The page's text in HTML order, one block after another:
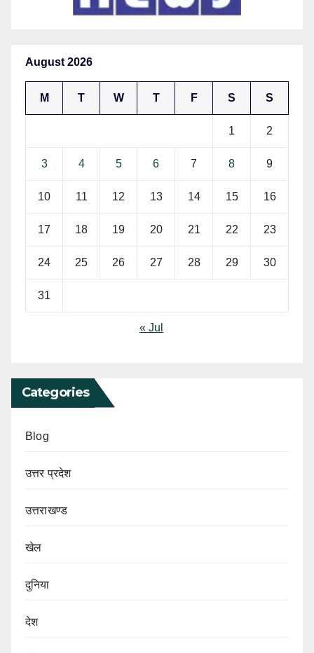
August 2026
M T W T F S S
1 2
3 4 5 6 7 8 9
10 11 12 13 14 15 16
17 18 19 20 21 22 23
24 25 26 27 28 29 30
31
« Jul
Categories
Blog
उत्तर प्रदेश
उत्तराखण्ड
खेल
दुनिया
देश